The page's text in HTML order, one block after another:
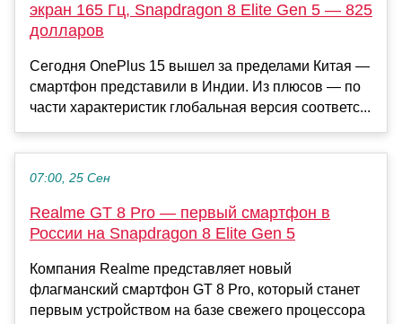
экран 165 Гц, Snapdragon 8 Elite Gen 5 — 825
долларов
Сегодня OnePlus 15 вышел за пределами Китая —
смартфон представили в Индии. Из плюсов — по
части характеристик глобальная версия соответс...
07:00, 25 Сен
Realme GT 8 Pro — первый смартфон в
России на Snapdragon 8 Elite Gen 5
Компания Realme представляет новый
флагманский смартфон GT 8 Pro, который станет
первым устройством на базе свежего процессора